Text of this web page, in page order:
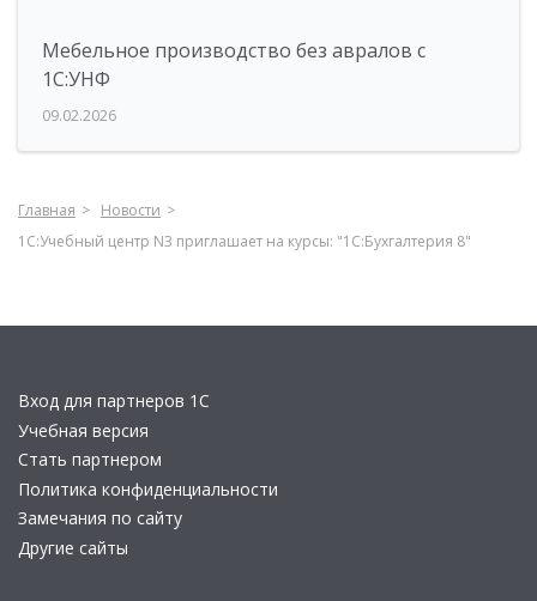
Мебельное производство без авралов с
1С:УНФ
09.02.2026
Главная
Новости
1С:Учебный центр N3 приглашает на курсы: "1С:Бухгалтерия 8"
Вход для партнеров 1С
Учебная версия
Стать партнером
Политика конфиденциальности
Замечания по сайту
Другие сайты